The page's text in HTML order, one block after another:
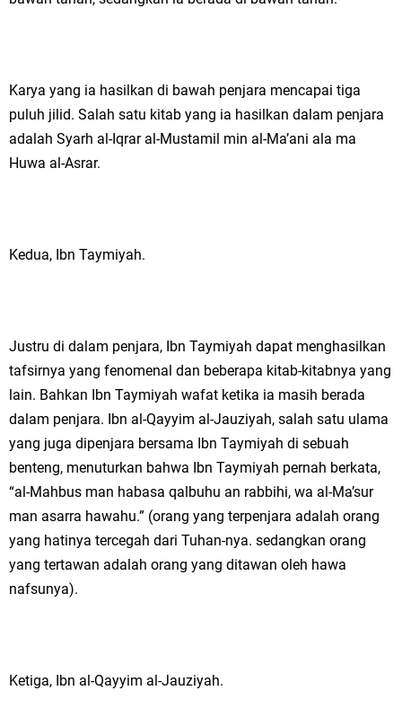
Karya yang ia hasilkan di bawah penjara mencapai tiga
puluh jilid. Salah satu kitab yang ia hasilkan dalam penjara
adalah Syarh al-Iqrar al-Mustamil min al-Ma’ani ala ma
Huwa al-Asrar.
Kedua, Ibn Taymiyah.
Justru di dalam penjara, Ibn Taymiyah dapat menghasilkan
tafsirnya yang fenomenal dan beberapa kitab-kitabnya yang
lain. Bahkan Ibn Taymiyah wafat ketika ia masih berada
dalam penjara. Ibn al-Qayyim al-Jauziyah, salah satu ulama
yang juga dipenjara bersama Ibn Taymiyah di sebuah
benteng, menuturkan bahwa Ibn Taymiyah pernah berkata,
“al-Mahbus man habasa qalbuhu an rabbihi, wa al-Ma’sur
man asarra hawahu.” (orang yang terpenjara adalah orang
yang hatinya tercegah dari Tuhan-nya. sedangkan orang
yang tertawan adalah orang yang ditawan oleh hawa
nafsunya).
Ketiga, Ibn al-Qayyim al-Jauziyah.